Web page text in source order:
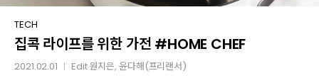
집콕
라이프를
위한
TECH
집콕 라이프를 위한 가전 #HOME CHEF
2021.02.01 Edit원지은, 윤다해(프리랜서)